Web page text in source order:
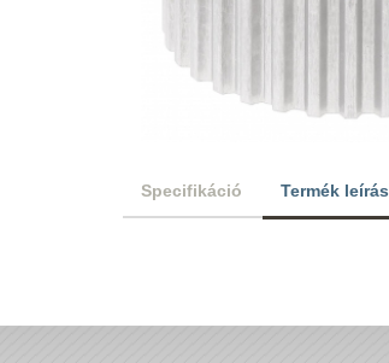
Specifikáció Termék leírás